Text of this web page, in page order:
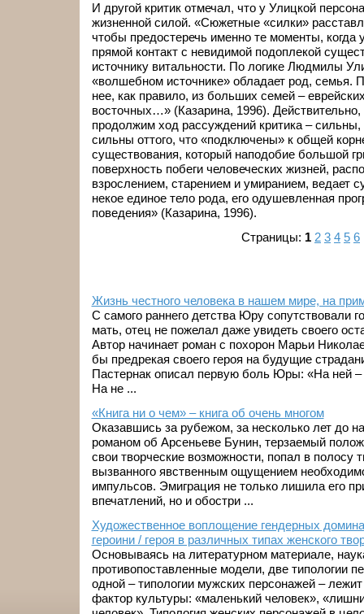
И другой критик отмечал, что у Улицкой
жизненной силой. «Сюжетные «силки»
чтобы предостеречь именно те моменты, когда
прямой контакт с невидимой подоплекой
источнику витальности. По логике Людмилы
«волшебном источнике» обладает род, семья.
нее, как правило, из больших семей –
восточных…» (Казарина, 1996). Действительно,
продолжим ход рассуждений критика – сильны,
сильны оттого, что «подключены» к общей
существования, который наподобие большой
поверхность побеги человеческих жизней,
взрослением, старением и умиранием, ведает
некое единое тело рода, его одушевленная
поведения» (Казарина, 1996).
Страницы: 1 2 3 4 5 6
Жизнь честного человека в нашем мире, на
С самого раннего детства Юру сопутствовали
мать, отец не пожелал даже увидеть своего
Автор начинает роман с похорон Марьи
бы предрекая своего героя на будущие
Пастернак описал первую боль Юры: «На ней
На не ...
«Книга ни о чем» – книга об очень многом
Оказавшись за рубежом, за несколько лет до
романом об Арсеньеве Бунин, терзаемый
свои творческие возможности, попал в полосу
вызванного явственным ощущением
импульсов. Эмиграция не только лишила его
впечатлений, но и обостри ...
Художественное воплощение гендерных
героини / героя в различных типах женского
Основываясь на литературном материале,
противопоставленные модели, две типологии
одной – типологии мужских персонажей –
фактор культуры: «маленький человек»,